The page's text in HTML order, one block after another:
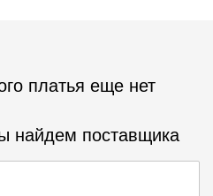
платья еще нет
найдем поставщика